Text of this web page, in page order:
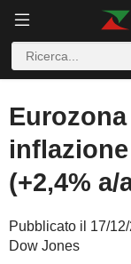
(+2,4% a/
Pubblicato il 17/
Dow Jones